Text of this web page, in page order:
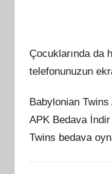
Çocuklarında da
telefonunuzun
Babylonian
APK Bedava
Twins bedava